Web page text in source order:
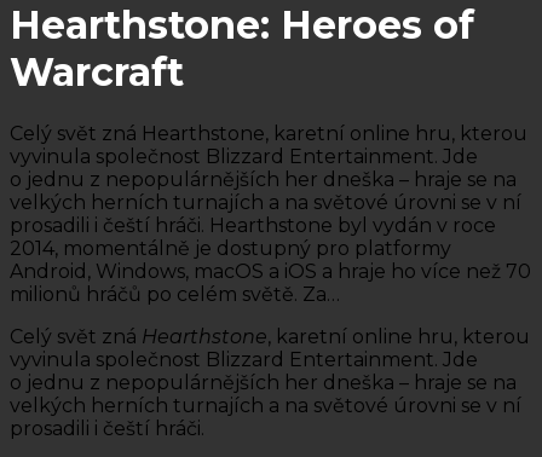
Hearthstone: Heroes of
Warcraft
Celý svět zná Hearthstone, karetní online hru, kterou
vyvinula společnost Blizzard Entertainment. Jde
o jednu z nepopulárnějších her dneška – hraje se na
velkých herních turnajích a na světové úrovni se v ní
prosadili i čeští hráči. Hearthstone byl vydán v roce
2014, momentálně je dostupný pro platformy
Android, Windows, macOS a iOS a hraje ho více než 70
milionů hráčů po celém světě. Za…
Celý svět zná Hearthstone, karetní online hru, kterou
vyvinula společnost Blizzard Entertainment. Jde
o jednu z nepopulárnějších her dneška – hraje se na
velkých herních turnajích a na světové úrovni se v ní
prosadili i čeští hráči.